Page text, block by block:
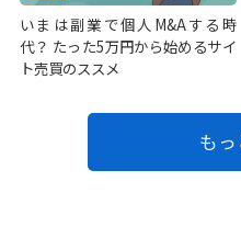
いまは副業で個人M&Aする時
代？ たった5万円から始めるサイ
ト売買のススメ
も